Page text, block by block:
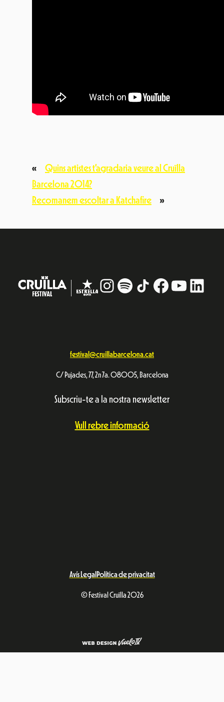
«
Quins artistes t’agradaria veure al Cruïlla
Barcelona 2014?
Recomanem escoltar a Katchafire
»
Instagram
# TikTokFacebook
festival@cruillabarcelona.cat
C/ Pujades, 77, 2n 7a. 08005, Barcelona
Subscriu-te a la nostra newsletter
Vull rebre informació
Avís Legal Política de privacitat
© Festival Cruïlla 2026